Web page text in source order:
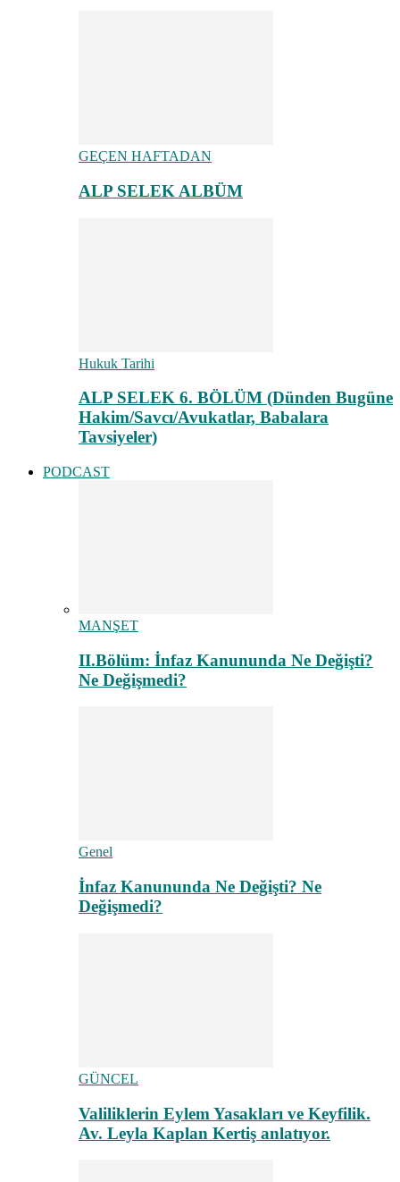
GEÇEN HAFTADAN
ALP SELEK ALBÜM
Hukuk Tarihi
ALP SELEK 6. BÖLÜM (Dünden Bugüne
Hakim/Savcı/Avukatlar, Babalara
Tavsiyeler)
PODCAST
MANŞET
II.Bölüm: İnfaz Kanununda Ne Değişti?
Ne Değişmedi?
Genel
İnfaz Kanununda Ne Değişti? Ne
Değişmedi?
GÜNCEL
Valiliklerin Eylem Yasakları ve Keyfilik.
Av. Leyla Kaplan Kertiş anlatıyor.